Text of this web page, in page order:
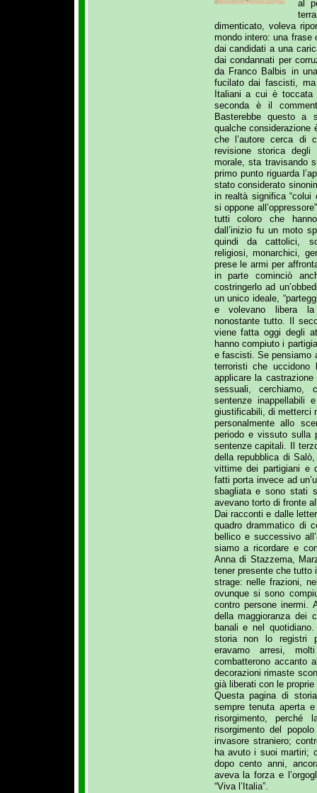
al
dimenticato, voleva
mondo intero: una
dai candidati a una
dai condannati per
da Franco Balbis in
fucilato dai fascisti,
Italiani a cui è
seconda è il
Basterebbe questo a
qualche considerazione
che l’autore cerca di
revisione storica
morale, sta travisando
primo punto riguarda
stato considerato
in realtà significa “colui
si oppone
tutti coloro che
dall’inizio fu un moto
quindi da cattolici,
religiosi, monarchici,
prese le armi per
in parte cominciò
costringerlo ad
un unico ideale,
e volevano libera la
nonostante tutto. Il
viene fatta oggi degli
hanno compiuto i
e fascisti. Se pensiamo
terroristi che uccidono
applicare la
sessuali, cerchiamo,
sentenze inappellabili
giustificabili, di metterci
personalmente allo
periodo e vissuto sulla
sentenze capitali. Il
della repubblica di
vittime dei partigiani e
fatti porta invece ad
sbagliata e sono stati
avevano torto di fronte
Dai racconti e dalle
quadro drammatico di
bellico e successivo
siamo a ricordare e
Anna di Stazzema,
tener presente che tutto
strage: nelle frazioni,
ovunque si sono
contro persone inermi.
della maggioranza dei
banali e nel
storia non lo registri
eravamo arresi,
combatterono accanto
decorazioni rimaste
già liberati con le
Questa pagina di
sempre tenuta aperta
risorgimento, perché
risorgimento del
invasore straniero;
ha avuto i suoi martiri;
dopo cento anni,
aveva la forza e
“Viva l’Italia”.